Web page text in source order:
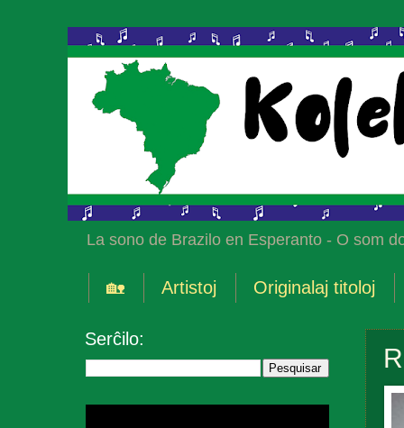
La sono de Brazilo en Esperanto - O som
🏡 Artistoj Originalaj titoloj
Serĉilo: